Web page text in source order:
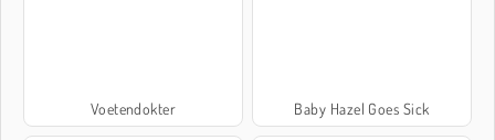
Voetendokter Baby Hazel Goes Sick